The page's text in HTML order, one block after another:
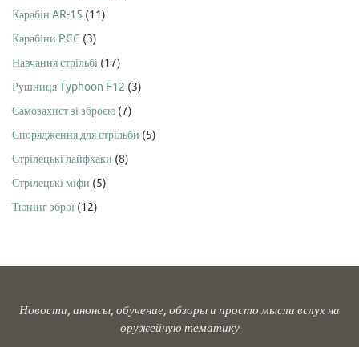
Карабін AR-15 (11)
Карабіни PCC (3)
Навчання стрільбі (17)
Рушниця Typhoon F12 (3)
Самозахист зі зброєю (7)
Спорядження для стрільби (5)
Стрілецькі лайфхаки (8)
Стрілецькі міфи (5)
Тюнінг зброї (12)
Новости, анонсы, обучение, обзоры и просто мысли вслух на
оружейную тематику